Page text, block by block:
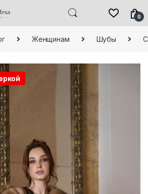
0
Женщинам Шубы